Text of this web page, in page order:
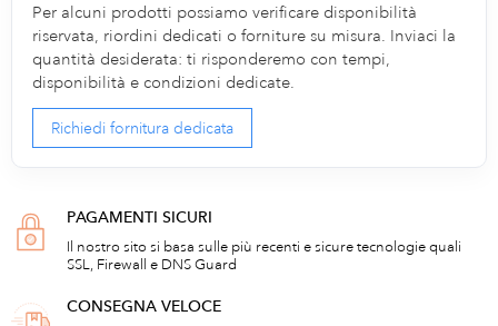
Per alcuni prodotti possiamo verificare disponibilità
riservata, riordini dedicati o forniture su misura. Inviaci la
quantità desiderata: ti risponderemo con tempi,
disponibilità e condizioni dedicate.
Richiedi fornitura dedicata
PAGAMENTI SICURI
Il nostro sito si basa sulle più recenti e sicure tecnologie quali
SSL, Firewall e DNS Guard
CONSEGNA VELOCE